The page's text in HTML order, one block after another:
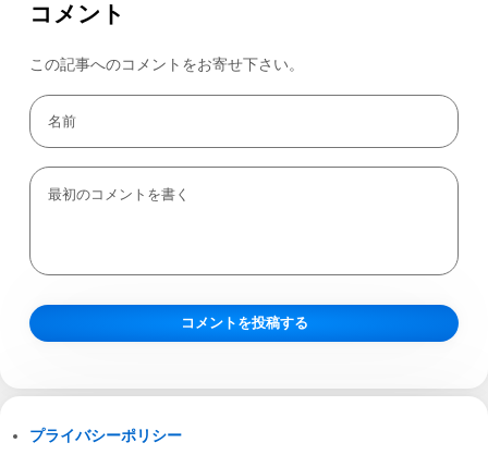
コメント
この記事へのコメントをお寄せ下さい。
プライバシーポリシー